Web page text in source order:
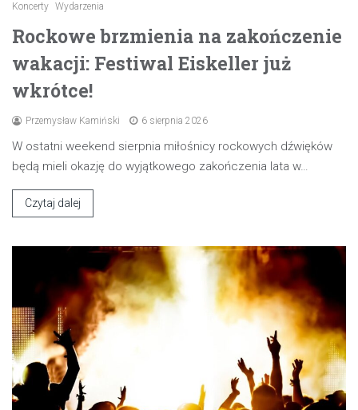
Koncerty Wydarzenia
Rockowe brzmienia na zakończenie
wakacji: Festiwal Eiskeller już
wkrótce!
Przemysław Kamiński 6 sierpnia 2026
W ostatni weekend sierpnia miłośnicy rockowych dźwięków
będą mieli okazję do wyjątkowego zakończenia lata w…
Czytaj dalej